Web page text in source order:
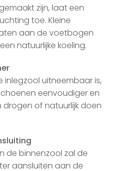
zijn, laat een
toe. Kleine
aan de voetbogen
natuurlijke koeling.
inlegzool uitneembaar is,
eenvoudiger en
of natuurlijk doen
de binnenzool zal de
aansluiten aan de